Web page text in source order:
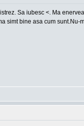
Sa iubesc <. Ma
simt bine asa cum